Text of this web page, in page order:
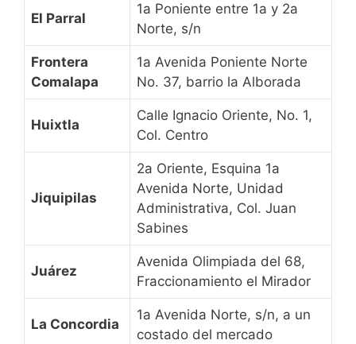
El Parral
1a Poniente entre 1a y 2a
Norte, s/n
Frontera
Comalapa
1a Avenida Poniente Norte
No. 37, barrio la Alborada
Huixtla
Calle Ignacio Oriente, No. 1,
Col. Centro
Jiquipilas
2a Oriente, Esquina 1a
Avenida Norte, Unidad
Administrativa, Col. Juan
Sabines
Juárez
Avenida Olimpiada del 68,
Fraccionamiento el Mirador
La Concordia
1a Avenida Norte, s/n, a un
costado del mercado